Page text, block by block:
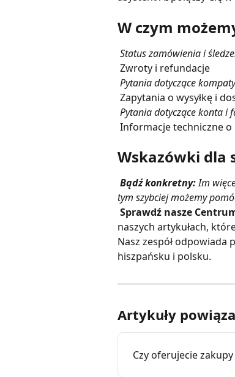
W czym
Status zamówienia i
Zwroty i refundacje
Pytania dotyczące
Zapytania o wysyłkę i
Pytania dotyczące konta i
Informacje techniczne
Wskazówki dla
Bądź konkretny: Im
tym szybciej możemy
Sprawdź nasze
naszych artykułach,
Nasz zespół odpowiada
hiszpańsku i polsku.
Artykuły
Czy oferujecie